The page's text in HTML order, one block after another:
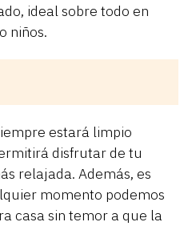
ideal sobre todo en
niños.
estará limpio
disfrutar de tu
relajada. Además, es
momento podemos
casa sin temor a que la